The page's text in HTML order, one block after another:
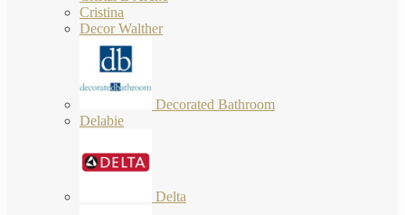
Cristina
Decor Walther
Decorated Bathroom
Delabie
Delta